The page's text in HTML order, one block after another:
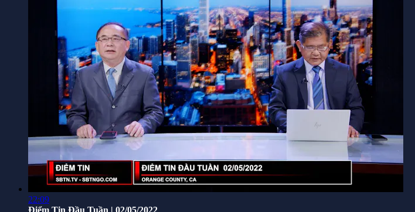
22:09
Điểm Tin Đầu Tuần | 02/05/2022